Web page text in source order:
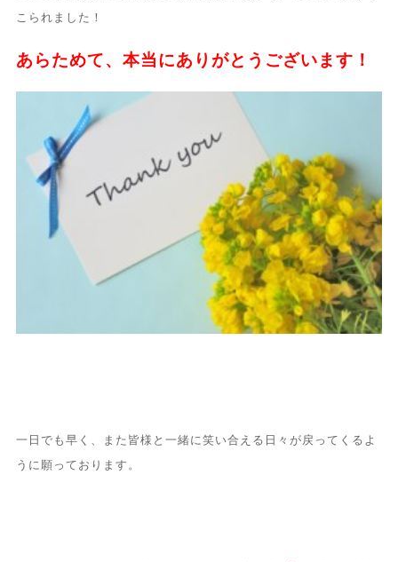
こられました！
あらためて、本当にありがとうございます！
一日でも早く、また皆様と一緒に笑い合える日々が戻ってくるよ
うに願っております。